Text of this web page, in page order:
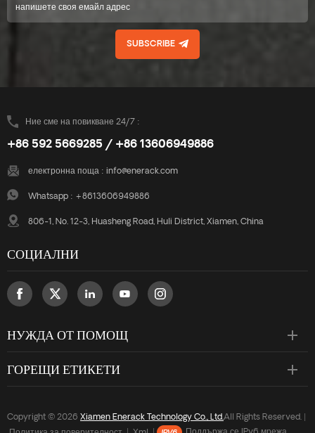
SUBSCRIBE
Ние сме на повикване 24/7 :
+86 592 5669285 / +86 13606949886
електронна поща : info@enerack.com
Whatsapp : +8613606949886
806-1, No. 12-3, Huasheng Road, Huli District, Xiamen, China
СОЦИАЛНИ
НУЖДА ОТ ПОМОЩ
ГОРЕЩИ ЕТИКЕТИ
Copyright © 2026 Xiamen Enerack Technology Co., Ltd.All Rights Reserved. |